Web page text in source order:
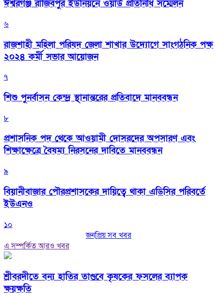
ঈশ্বরগঞ্জ রাজিবপুর ইউনিয়নে ওয়ার্ড প্রতিনিধি সম্মেলন
৬
রাজশাহী মহিলা পরিষদ জেলা শাখার উদ্যোগে সাংগঠনিক পক্ষ
২০২৪ কর্মী সভার আয়োজন
৭
শিশু পুনর্বাসন কেন্দ্র স্থানান্তরের প্রতিবাদে মানববন্ধন
৮
প্রশাসনিক পদ থেকে আওয়ামী দোসরদের অপসারণ এবং
শিক্ষাক্ষেত্রে বৈষম্য নিরসনের দাবিতে মানববন্ধন
৯
বিয়ানীবাজার পৌরপ্রশাসকের দায়িত্বে থাকা এডিসির পরিবর্তে
ইউএনও
১০
জনপ্রিয় সব খবর
এ সম্পর্কিত আরও খবর
শ্রীবরদীতে বন্য হাতির তাণ্ডবে কৃষকের ফসলের ব্যাপক
ক্ষয়ক্ষতি